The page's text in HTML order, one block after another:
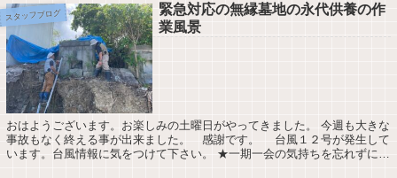
スタッフブログ
緊急対応の無縁墓地の永代供養の作
業風景
おはようございます。お楽しみの土曜日がやってきました。 今週も大きな
事故もなく終える事が出来ました。 感謝です。 台風１２号が発生して
います。台風情報に気をつけて下さい。 ★一期一会の気持ちを忘れずにお